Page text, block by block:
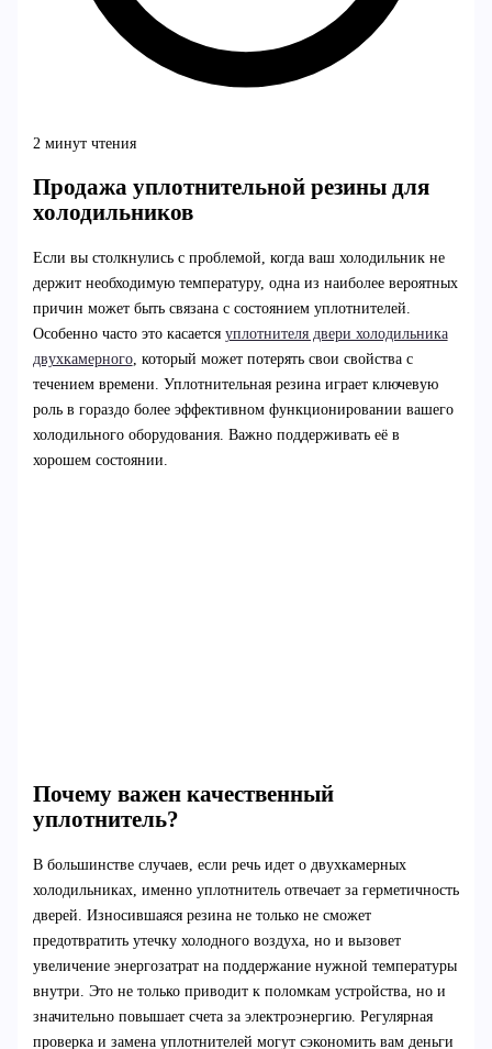
2 минут чтения
Продажа уплотнительной резины для
холодильников
Если вы столкнулись с проблемой, когда ваш холодильник не
держит необходимую температуру, одна из наиболее вероятных
причин может быть связана с состоянием уплотнителей.
Особенно часто это касается уплотнителя двери холодильника
двухкамерного, который может потерять свои свойства с
течением времени. Уплотнительная резина играет ключевую
роль в гораздо более эффективном функционировании вашего
холодильного оборудования. Важно поддерживать её в
хорошем состоянии.
Почему важен качественный
уплотнитель?
В большинстве случаев, если речь идет о двухкамерных
холодильниках, именно уплотнитель отвечает за герметичность
дверей. Износившаяся резина не только не сможет
предотвратить утечку холодного воздуха, но и вызовет
увеличение энергозатрат на поддержание нужной температуры
внутри. Это не только приводит к поломкам устройства, но и
значительно повышает счета за электроэнергию. Регулярная
проверка и замена уплотнителей могут сэкономить вам деньги